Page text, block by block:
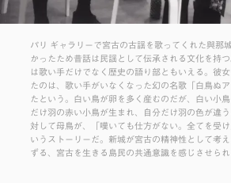
パリ ギャラリーで宮古の古謡を歌ってくれた與那
かったため昔話は民謡として伝承される文化を持
は歌い手だけでなく歴史の語り部ともいえる。彼
たのは、歌い手がいなくなった幻の名歌「白鳥ぬ
たという。白い鳥が卵を多く産むのだが、白い小
だけ羽の赤い小鳥が生まれ、自分だけ羽の色が違
対して母鳥が、「嘆いても仕方がない。全てを受
いうストーリーだ。新城が宮古の精神性として考
ずる、宮古を生きる島民の共通意識を感じさせられ